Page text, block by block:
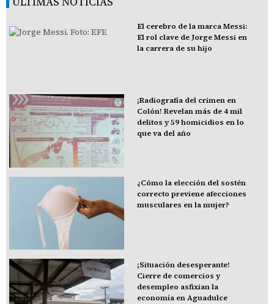
El cerebro de la marca Messi:
El rol clave de Jorge Messi en
la carrera de su hijo
¡Radiografía del crimen en
Colón! Revelan más de 4 mil
delitos y 59 homicidios en lo
que va del año
¿Cómo la elección del sostén
correcto previene afecciones
musculares en la mujer?
¡Situación desesperante!
Cierre de comercios y
desempleo asfixian la
economía en Aguadulce